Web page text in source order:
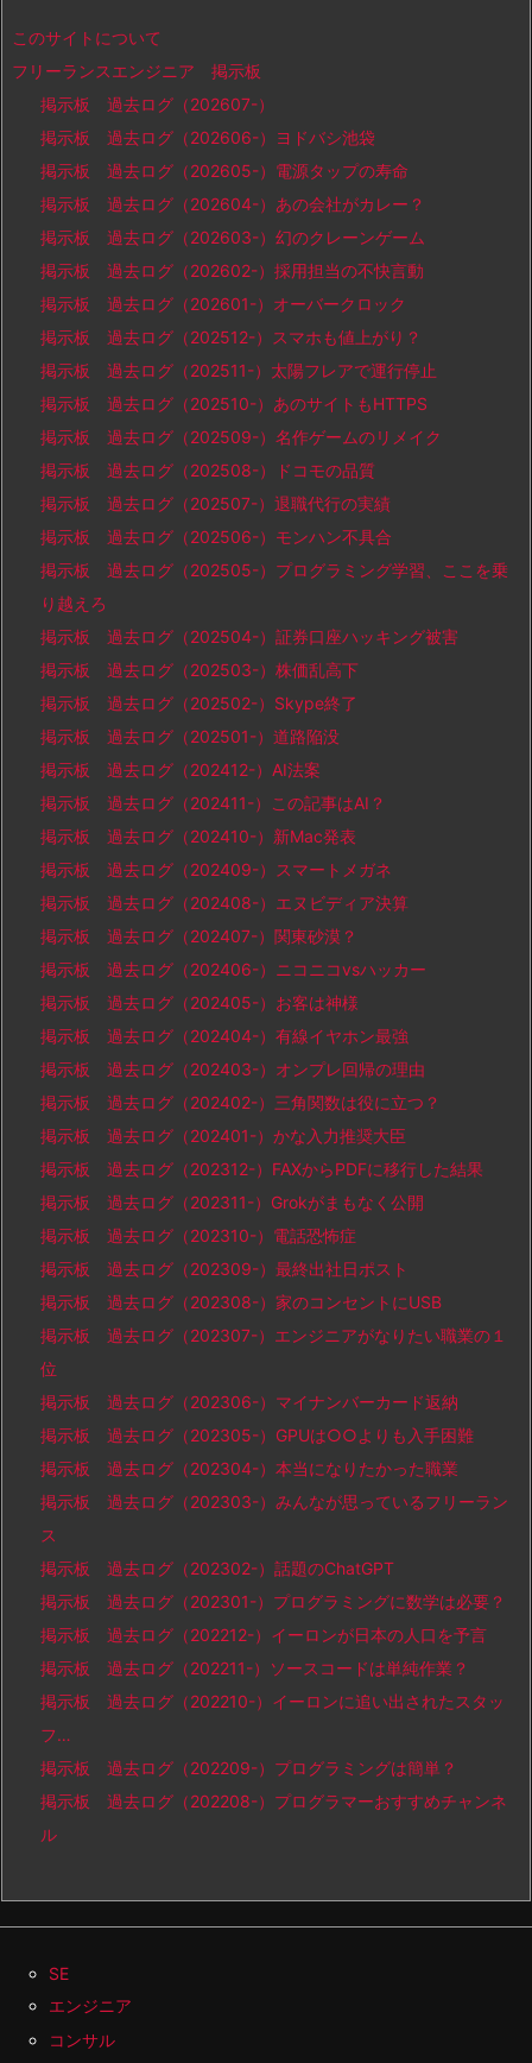
このサイトについて
フリーランスエンジニア 掲示板
掲示板 過去ログ（202607-）
掲示板 過去ログ（202606-）ヨドバシ池袋
掲示板 過去ログ（202605-）電源タップの寿命
掲示板 過去ログ（202604-）あの会社がカレー？
掲示板 過去ログ（202603-）幻のクレーンゲーム
掲示板 過去ログ（202602-）採用担当の不快言動
掲示板 過去ログ（202601-）オーバークロック
掲示板 過去ログ（202512-）スマホも値上がり？
掲示板 過去ログ（202511-）太陽フレアで運行停止
掲示板 過去ログ（202510-）あのサイトもHTTPS
掲示板 過去ログ（202509-）名作ゲームのリメイク
掲示板 過去ログ（202508-）ドコモの品質
掲示板 過去ログ（202507-）退職代行の実績
掲示板 過去ログ（202506-）モンハン不具合
掲示板 過去ログ（202505-）プログラミング学習、ここを乗
り越えろ
掲示板 過去ログ（202504-）証券口座ハッキング被害
掲示板 過去ログ（202503-）株価乱高下
掲示板 過去ログ（202502-）Skype終了
掲示板 過去ログ（202501-）道路陥没
掲示板 過去ログ（202412-）AI法案
掲示板 過去ログ（202411-）この記事はAI？
掲示板 過去ログ（202410-）新Mac発表
掲示板 過去ログ（202409-）スマートメガネ
掲示板 過去ログ（202408-）エヌビディア決算
掲示板 過去ログ（202407-）関東砂漠？
掲示板 過去ログ（202406-）ニコニコvsハッカー
掲示板 過去ログ（202405-）お客は神様
掲示板 過去ログ（202404-）有線イヤホン最強
掲示板 過去ログ（202403-）オンプレ回帰の理由
掲示板 過去ログ（202402-）三角関数は役に立つ？
掲示板 過去ログ（202401-）かな入力推奨大臣
掲示板 過去ログ（202312-）FAXからPDFに移行した結果
掲示板 過去ログ（202311-）Grokがまもなく公開
掲示板 過去ログ（202310-）電話恐怖症
掲示板 過去ログ（202309-）最終出社日ポスト
掲示板 過去ログ（202308-）家のコンセントにUSB
掲示板 過去ログ（202307-）エンジニアがなりたい職業の１
位
掲示板 過去ログ（202306-）マイナンバーカード返納
掲示板 過去ログ（202305-）GPUは○○よりも入手困難
掲示板 過去ログ（202304-）本当になりたかった職業
掲示板 過去ログ（202303-）みんなが思っているフリーラン
ス
掲示板 過去ログ（202302-）話題のChatGPT
掲示板 過去ログ（202301-）プログラミングに数学は必要？
掲示板 過去ログ（202212-）イーロンが日本の人口を予言
掲示板 過去ログ（202211-）ソースコードは単純作業？
掲示板 過去ログ（202210-）イーロンに追い出されたスタッ
フ…
掲示板 過去ログ（202209-）プログラミングは簡単？
掲示板 過去ログ（202208-）プログラマーおすすめチャンネ
ル
SE
エンジニア
コンサル